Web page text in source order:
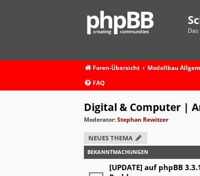
Foren-Übersicht Modellbau
FAQ
Digital & Computer |
Moderator:Stephan Rewitzer
NEUES THEMA
BEKANNTMACHUNGEN
[UPDATE] auf phpBB